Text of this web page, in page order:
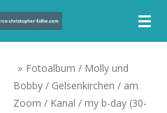
» Fotoalbum / Molly und
Bobby / Gelsenkirchen / am
Zoom / Kanal / my b-day (30-